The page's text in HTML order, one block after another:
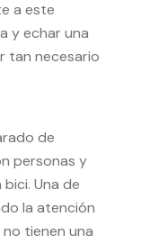
a este
y echar una
tan necesario
de
personas y
Una de
la atención
tienen una